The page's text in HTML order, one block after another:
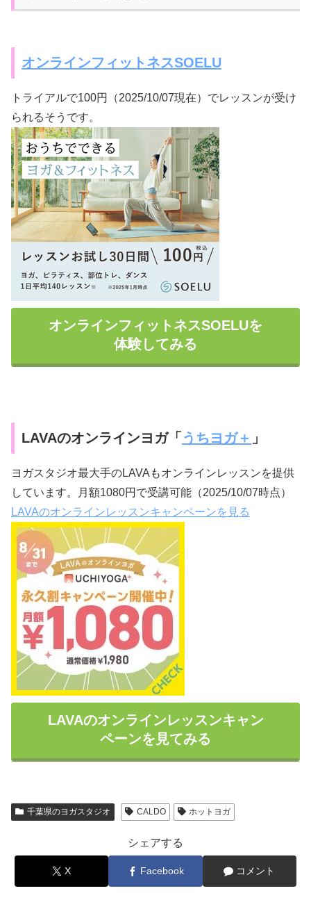
オンラインフィットネスSOELU
トライアルで100円（2025/10/07現在）でレッスンが受け
られるそうです。
オンラインフィットネスSOELUを
体験してみる
LAVAのオンラインヨガ「 うちヨガ＋ 」
ヨガスタジオ最大手のLAVAもオンラインレッスンを提供
しています。月額1080円で受講可能（2025/10/07時点）
LAVAのオンラインレッスンキャンペーンを見る
LAVAのオンラインレッスンキャン
ペーンを見てみる
千葉県のヨガスタジオ CALDO ホットヨガ
シェアする
X Facebook コメント